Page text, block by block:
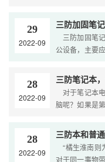
军队中，民用
29
2022-09
三防加固笔
三防加固笔
公设备，主要
品牌更加值得
28
2022-09
三防笔记本
对于笔记本
脑呢？如果是
三防笔记本电
28
2022-09
三防本和普
“橘生淮南则
对于同一事物